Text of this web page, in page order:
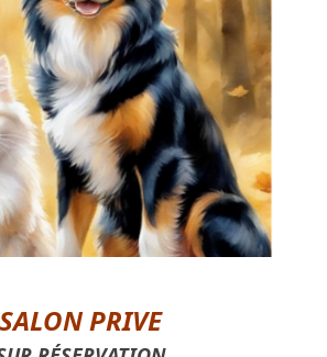
SALON PRIVE –
SALON PRIVE